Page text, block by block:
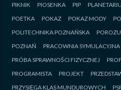
PIKNIK
PIOSENKA PIP
POETKA
POKAZ POKAZ MODY
POLITECHNIKA POZNAŃSKA
POZNAŃ
PRACOWNIA SYMULACYJNA
PRÓBA SPRAWNOŚCI FIZYCZNEJ
PROGRAMISTA
PROJEKT
PRZYSIĘGA KLAS MUNDUROWYCH